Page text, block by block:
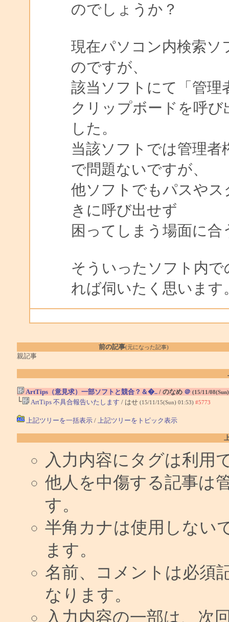
のでしょうか？
現在パソコン内検索ソ
のですが、
該当ソフトにて「管理
クリップボードを呼
した。
当該ソフトでは管理
で問題ないですが、
他ソフトでもパスや
きに呼び出せず
困ってしまう場面に
そういったソフト内
れば伺いたく思います
前の記事(元になった記事)
親記事
ArtTips（意見求）一部ソフトと競合？＆�../ のなめ ＠ (15/11/
└ ArtTips 不具合報告いたします / はせ (15/11/15(Sun) 01:53) #5773
上記ツリーを一括表示/ 上記ツリーをトピック表示
入力内容にタグは利用
他人を中傷する記事は
す。
半角カナは使用しない
ます。
名前、コメントは必須
なります。
入力内容の一部は、次